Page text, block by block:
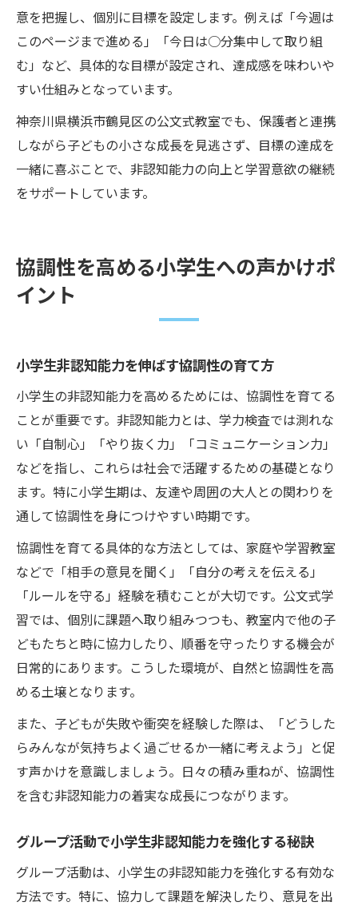
意を把握し、個別に目標を設定します。例えば「今週は
このページまで進める」「今日は○分集中して取り組
む」など、具体的な目標が設定され、達成感を味わいや
すい仕組みとなっています。
神奈川県横浜市鶴見区の公文式教室でも、保護者と連携
しながら子どもの小さな成長を見逃さず、目標の達成を
一緒に喜ぶことで、非認知能力の向上と学習意欲の継続
をサポートしています。
協調性を高める小学生への声かけポ
イント
小学生非認知能力を伸ばす協調性の育て方
小学生の非認知能力を高めるためには、協調性を育てる
ことが重要です。非認知能力とは、学力検査では測れな
い「自制心」「やり抜く力」「コミュニケーション力」
などを指し、これらは社会で活躍するための基礎となり
ます。特に小学生期は、友達や周囲の大人との関わりを
通して協調性を身につけやすい時期です。
協調性を育てる具体的な方法としては、家庭や学習教室
などで「相手の意見を聞く」「自分の考えを伝える」
「ルールを守る」経験を積むことが大切です。公文式学
習では、個別に課題へ取り組みつつも、教室内で他の子
どもたちと時に協力したり、順番を守ったりする機会が
日常的にあります。こうした環境が、自然と協調性を高
める土壌となります。
また、子どもが失敗や衝突を経験した際は、「どうした
らみんなが気持ちよく過ごせるか一緒に考えよう」と促
す声かけを意識しましょう。日々の積み重ねが、協調性
を含む非認知能力の着実な成長につながります。
グループ活動で小学生非認知能力を強化する秘訣
グループ活動は、小学生の非認知能力を強化する有効な
方法です。特に、協力して課題を解決したり、意見を出